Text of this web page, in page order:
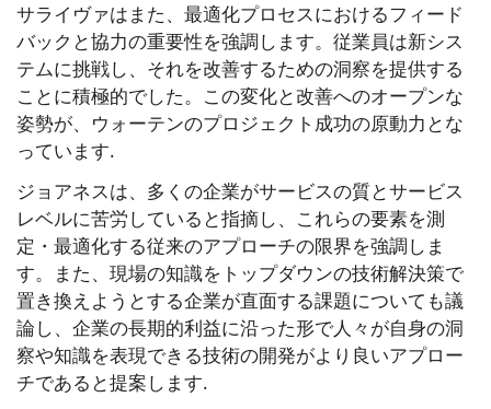
サライヴァはまた、最適化プロセスにおけるフィード
バックと協力の重要性を強調します。従業員は新シス
テムに挑戦し、それを改善するための洞察を提供する
ことに積極的でした。この変化と改善へのオープンな
姿勢が、ウォーテンのプロジェクト成功の原動力とな
っています.
ジョアネスは、多くの企業がサービスの質とサービス
レベルに苦労していると指摘し、これらの要素を測
定・最適化する従来のアプローチの限界を強調しま
す。また、現場の知識をトップダウンの技術解決策で
置き換えようとする企業が直面する課題についても議
論し、企業の長期的利益に沿った形で人々が自身の洞
察や知識を表現できる技術の開発がより良いアプロー
チであると提案します.